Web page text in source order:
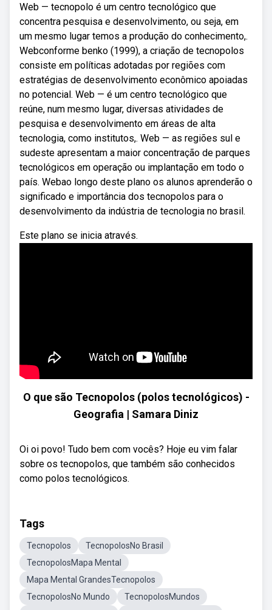
Web — tecnopolo é um centro tecnológico que
concentra pesquisa e desenvolvimento, ou seja, em
um mesmo lugar temos a produção do conhecimento,.
Webconforme benko (1999), a criação de tecnopolos
consiste em políticas adotadas por regiões com
estratégias de desenvolvimento econômico apoiadas
no potencial. Web — é um centro tecnológico que
reúne, num mesmo lugar, diversas atividades de
pesquisa e desenvolvimento em áreas de alta
tecnologia, como institutos,. Web — as regiões sul e
sudeste apresentam a maior concentração de parques
tecnológicos em operação ou implantação em todo o
país. Webao longo deste plano os alunos aprenderão o
significado e importância dos tecnopolos para o
desenvolvimento da indústria de tecnologia no brasil.
Este plano se inicia através.
O que são Tecnopolos (polos tecnológicos) -
Geografia | Samara Diniz
Oi oi povo! Tudo bem com vocês? Hoje eu vim falar
sobre os tecnopolos, que também são conhecidos
como polos tecnológicos.
Tags
Tecnopolos
TecnopolosNo Brasil
TecnopolosMapa Mental
Mapa Mental GrandesTecnopolos
TecnopolosNo Mundo
TecnopolosMundos